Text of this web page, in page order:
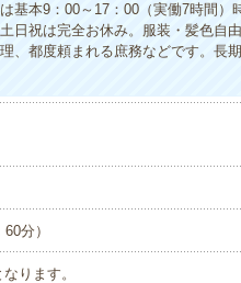
本9：00～17：00（実働7時間）
日祝は完全お休み。服装・髪色自
、都度頼まれる庶務などです。長
分）
ります。